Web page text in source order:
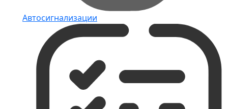
Автосигнализации